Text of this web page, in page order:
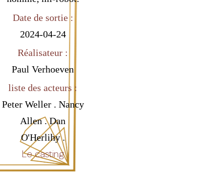
Date de sortie :
2024-04-24
Réalisateur :
Paul Verhoeven
liste des acteurs :
Peter Weller . Nancy
Allen . Dan
O'Herlihy .
Le casting